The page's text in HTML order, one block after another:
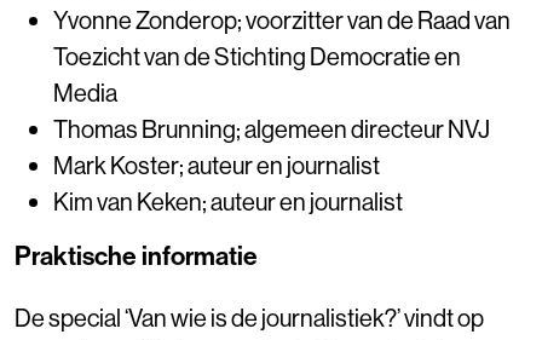
Yvonne Zonderop; voorzitter van de Raad van
Toezicht van de Stichting Democratie en
Media
Thomas Brunning; algemeen directeur NVJ
Mark Koster; auteur en journalist
Kim van Keken; auteur en journalist
Praktische informatie
De special ‘Van wie is de journalistiek?’ vindt op